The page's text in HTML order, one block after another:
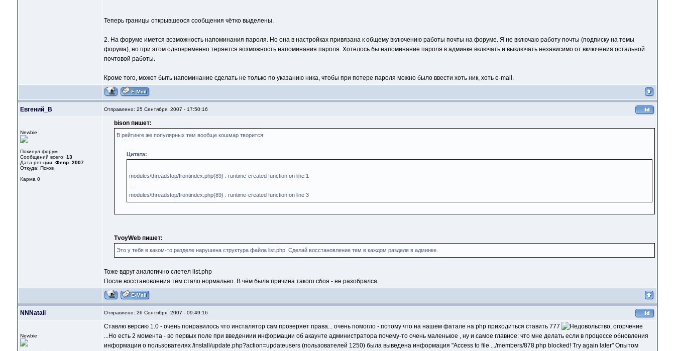
Теперь границы открывшеося сообщения чётко выделены.
2. На форуме имется возможность напоминания пароля. Но она в настройках привязана к общему включению работы почты на форуме. Я не включаю работу почты (подписку на темы
форума), но при этом одновременно теряется возможность напоминания пароля. Хотелось бы напоминание пароля в админке включать и выключать независимо от включения остальной
почтовой работы.
Кроме того, может быть напоминание сделать не только по указанию ника, чтобы при потере пароля можно было ввести хоть ник, хоть e-mail.
Евгений_В Отправлено: 25 Сентября, 2007 - 17:50:16
Newbie
Покинул форум
Сообщений всего: 13
Дата рег-ции: Февр. 2007
Откуда: Псков
Карма 0
bison пишет:
В рейтинге же популярных тем вообще кошмар творится:
Цитата:
modules/threadstop/frontindex.php(89) : runtime-created function on line 1
modules/threadstop/frontindex.php(89) : runtime-created function on line 3
TvoyWeb пишет:
Это у тебя в каком-то разделе нарушена структура файла list.php. Сделай восстановление тем в каждом разделе в админке.
Тоже вдруг аналогично слетел list.php
После восстановления тем стало нормально. В чём была причина такого сбоя - не разобрался.
NNNatali Отправлено: 26 Сентября, 2007 - 09:49:16
Newbie
Cтавлю версию 1.0 - очень понравилось что инсталятор сам проверяет права... очень помогло - потому что на нашем фатале на php приходиться ставить 777
...Но есть 2 момента - во первых поле при введениии информации об акаунте администратора почему-то очень маленькое , ну и самое главное: что мне делать если в процессе обновления
информации о пользователях /install/update.php?action=updateusers (пользователей 1250) была выведена информация "Access to file .../members/878.php blocked! Try again later" Опытом